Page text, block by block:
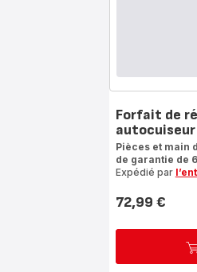
Forfait de
Pièces et main
de garantie de
Expédié par
Prix
72,99 €